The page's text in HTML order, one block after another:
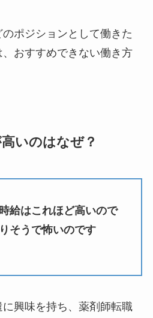
ポジションとして働きた
おすすめできない働き方
いのはなぜ？
給はこれほど高いので
そうで怖いのです
興味を持ち、薬剤師転職